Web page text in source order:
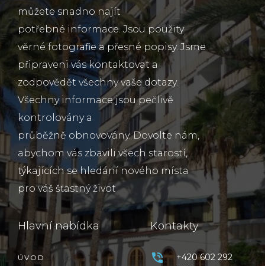
můžete snadno najít
potřebné informace. Jsou použity
věrné fotografie a přesné popisy. Jsme
připraveni vás kontaktovat a
zodpovědět všechny vaše dotazy.
Všechny informace jsou pečlivě
kontrolovány a
průběžně obnovovány. Dovolte nám,
abychom vás zbavili všech starostí,
týkajících se hledání nového místa
pro váš šťastný život
Hlavní nabídka
ÚVOD
Kontakty
+420 602 292